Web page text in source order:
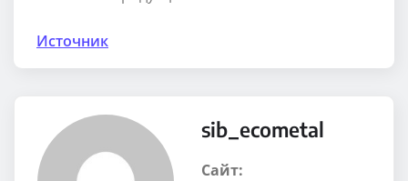
Источник
sib_ecometal
Сайт: